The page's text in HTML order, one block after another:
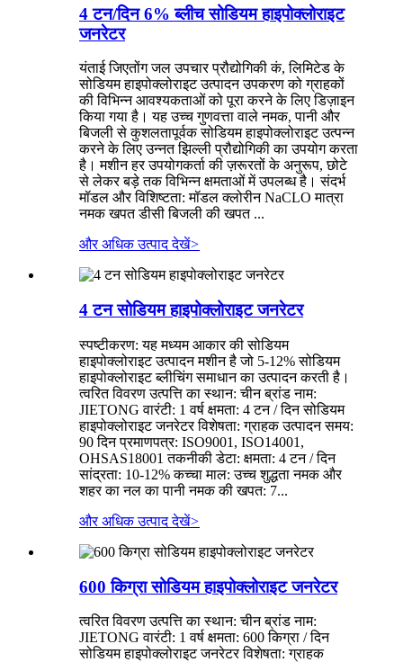
4 टन/दिन 6% ब्लीच सोडियम हाइपोक्लोराइट
जनरेटर
यंताई जिएतोंग जल उपचार प्रौद्योगिकी कं, लिमिटेड के
सोडियम हाइपोक्लोराइट उत्पादन उपकरण को ग्राहकों
की विभिन्न आवश्यकताओं को पूरा करने के लिए डिज़ाइन
किया गया है। यह उच्च गुणवत्ता वाले नमक, पानी और
बिजली से कुशलतापूर्वक सोडियम हाइपोक्लोराइट उत्पन्न
करने के लिए उन्नत झिल्ली प्रौद्योगिकी का उपयोग करता
है। मशीन हर उपयोगकर्ता की ज़रूरतों के अनुरूप, छोटे
से लेकर बड़े तक विभिन्न क्षमताओं में उपलब्ध है। संदर्भ
मॉडल और विशिष्टता: मॉडल क्लोरीन NaCLO मात्रा
नमक खपत डीसी बिजली की खपत ...
और अधिक उत्पाद देखें>
4 टन सोडियम हाइपोक्लोराइट जनरेटर
स्पष्टीकरण: यह मध्यम आकार की सोडियम
हाइपोक्लोराइट उत्पादन मशीन है जो 5-12% सोडियम
हाइपोक्लोराइट ब्लीचिंग समाधान का उत्पादन करती है।
त्वरित विवरण उत्पत्ति का स्थान: चीन ब्रांड नाम:
JIETONG वारंटी: 1 वर्ष क्षमता: 4 टन / दिन सोडियम
हाइपोक्लोराइट जनरेटर विशेषता: ग्राहक उत्पादन समय:
90 दिन प्रमाणपत्र: ISO9001, ISO14001,
OHSAS18001 तकनीकी डेटा: क्षमता: 4 टन / दिन
सांद्रता: 10-12% कच्चा माल: उच्च शुद्धता नमक और
शहर का नल का पानी नमक की खपत: 7...
और अधिक उत्पाद देखें>
600 किग्रा सोडियम हाइपोक्लोराइट जनरेटर
त्वरित विवरण उत्पत्ति का स्थान: चीन ब्रांड नाम:
JIETONG वारंटी: 1 वर्ष क्षमता: 600 किग्रा / दिन
सोडियम हाइपोक्लोराइट जनरेटर विशेषता: ग्राहक